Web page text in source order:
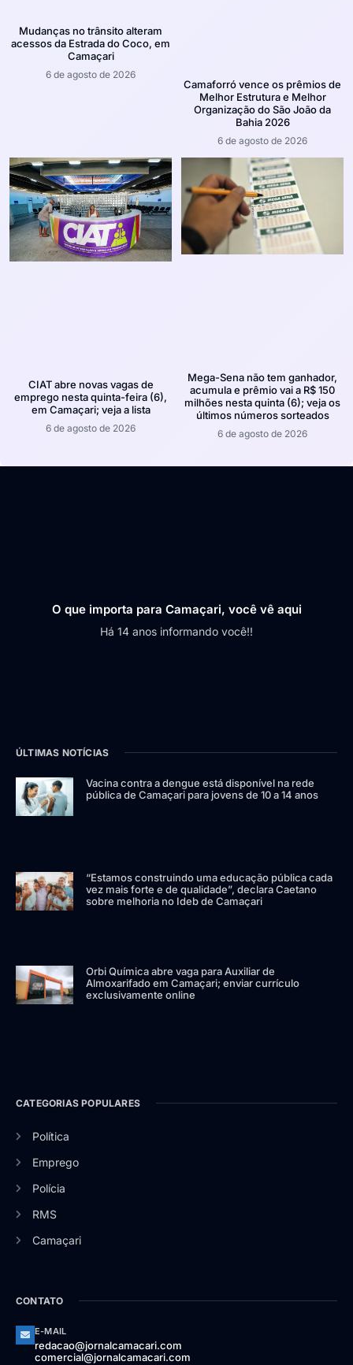
Mudanças no trânsito alteram
acessos da Estrada do Coco, em
Camaçari
6 de agosto de 2026
Camaforró vence os prêmios de
Melhor Estrutura e Melhor
Organização do São João da
Bahia 2026
6 de agosto de 2026
CIAT abre novas vagas de
emprego nesta quinta-feira (6),
em Camaçari; veja a lista
6 de agosto de 2026
Mega-Sena não tem ganhador,
acumula e prêmio vai a R$ 150
milhões nesta quinta (6); veja os
últimos números sorteados
6 de agosto de 2026
O que importa para Camaçari, você vê aqui
Há 14 anos informando você!!
ÚLTIMAS NOTÍCIAS
Vacina contra a dengue está disponível na rede
pública de Camaçari para jovens de 10 a 14 anos
“Estamos construindo uma educação pública cada
vez mais forte e de qualidade”, declara Caetano
sobre melhoria no Ideb de Camaçari
Orbi Química abre vaga para Auxiliar de
Almoxarifado em Camaçari; enviar currículo
exclusivamente online
CATEGORIAS POPULARES
Política
Emprego
Polícia
RMS
Camaçari
CONTATO
E-MAIL
redacao@jornalcamacari.com
comercial@jornalcamacari.com